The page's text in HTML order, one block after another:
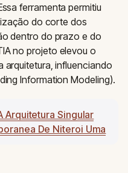
ferramenta permitiu
do corte dos
dentro do prazo e do
no projeto elevou o
arquitetura, influenciando
Information Modeling).
Arquitetura Singular
De Niteroi Uma